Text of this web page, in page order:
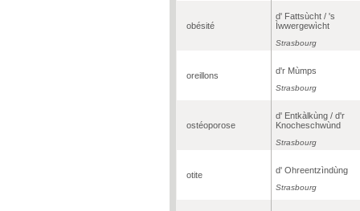
obésité
d' Fattsùcht / 's
Ìwwergewìcht
Strasbourg
oreillons d'r Mùmps
Strasbourg
ostéoporose
d' Entkàlkùng / d'r
Knocheschwùnd
Strasbourg
otite d' Ohreentzìndùng
Strasbourg